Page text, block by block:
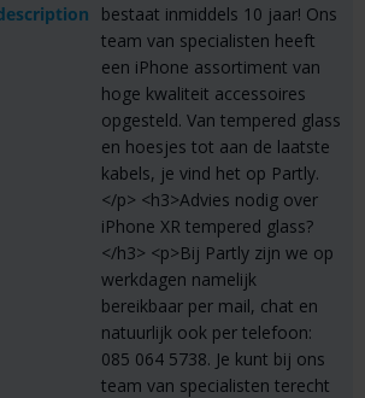
bestaat inmiddels 10 jaar! Ons
team van specialisten heeft
een iPhone assortiment van
hoge kwaliteit accessoires
opgesteld. Van tempered glass
en hoesjes tot aan de laatste
kabels, je vind het op Partly.
</p> <h3>Advies nodig over
iPhone XR tempered glass?
</h3> <p>Bij Partly zijn we op
werkdagen namelijk
bereikbaar per mail, chat en
natuurlijk ook per telefoon:
085 064 5738. Je kunt bij ons
team van specialisten terecht